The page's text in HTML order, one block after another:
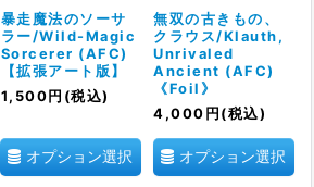
絞り込む
暴走魔法のソーサ
ラー/Wild-Magic
Sorcerer (AFC)
【拡張アート版】
1,500 円 (税込)
オプション選択
無双の古きもの、
クラウス/Klauth,
Unrivaled
Ancient (AFC)
《Foil》
4,000 円 (税込)
オプション選択